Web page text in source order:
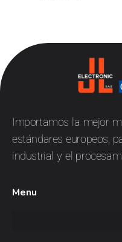
Importamos la mejor
estándares europeos,
industrial y el
Menu